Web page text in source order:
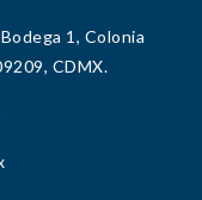
1, Colonia
CDMX.